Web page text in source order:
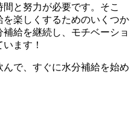
と努力が必要です。そこ
楽しくするためのいくつか
給を継続し、モチベーショ
ます！
で、すぐに水分補給を始め